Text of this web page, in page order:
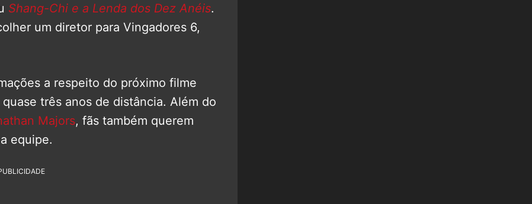
Shang-Chi e a Lenda dos Dez Anéis.
um diretor para Vingadores 6,
a respeito do próximo filme
três anos de distância. Além do
Majors, fãs também querem
equipe.